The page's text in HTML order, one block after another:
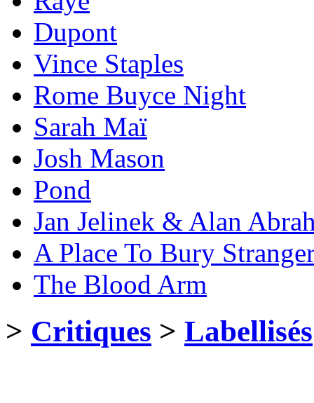
Dupont
Vince Staples
Rome Buyce Night
Sarah Maï
Josh Mason
Pond
Jan Jelinek & Alan
A Place To Bury
The Blood Arm
> Critiques > Labellisés